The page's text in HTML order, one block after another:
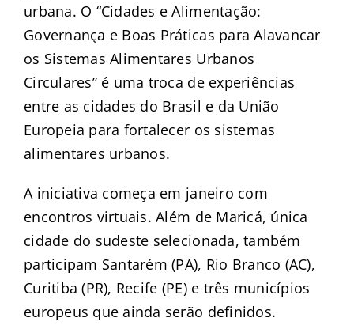
urbana. O “Cidades e Alimentação:
Governança e Boas Práticas para Alavancar
os Sistemas Alimentares Urbanos
Circulares” é uma troca de experiências
entre as cidades do Brasil e da União
Europeia para fortalecer os sistemas
alimentares urbanos.
A iniciativa começa em janeiro com
encontros virtuais. Além de Maricá, única
cidade do sudeste selecionada, também
participam Santarém (PA), Rio Branco (AC),
Curitiba (PR), Recife (PE) e três municípios
europeus que ainda serão definidos.